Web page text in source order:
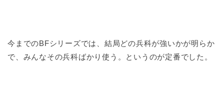
今までのBFシリーズでは、結局どの兵科が強いかが明らか
で、みんなその兵科ばかり使う。というのが定番でした。